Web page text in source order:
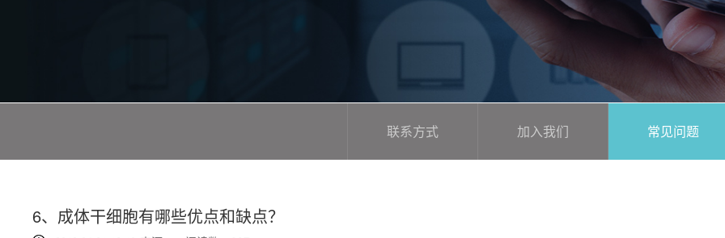
联系方式 加入我们 常见问题
6、成体干细胞有哪些优点和缺点？